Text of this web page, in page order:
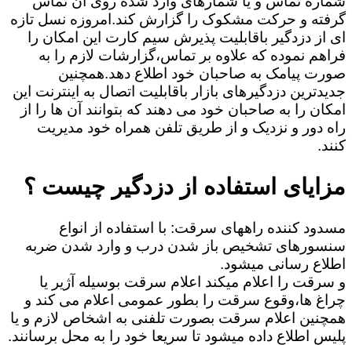
گرفته و حرکت مشکوک را گزارش کند.امروزه نسل تازه
ای از دزدگیر باقابلیت پذیرش سیم کارت این امکان را
فراهم نموده که علاوه بر تماس،گزارشات لازم را به
صورت پیامک به صاحبان خود اطلاع دهد.همچنین
جدیدترین دزدگیرهای بازار باقابلیت اتصال به اینترنت این
امکان را به صاحبان خود می دهند که بتوانند آن ها را از
راه دور و نزدیک و از طریق تلفن همراه خود مدیریت
کنند.
مزایای استفاده از دزدگیر چیست ؟
مسدود کننده راههای سرقت: با استفاده از انواع
سنسورهای تشخیص باز شدن درب و وارد شدن ضربه
اطلاع رسانی میشود.
و سرقت را اعلام میکند اعلام سرقت بوسیله آژیر یا
چراغ ها،وقوع سرقت را بطور عمومی اعلام می کند و
همچنین اعلام سرقت بصورت تلفنی به اشخاص لازم و یا
پلیس اطلاع داده میشود تا سریعا خود را به محل برسانند.